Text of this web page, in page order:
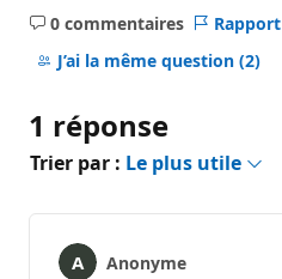
0 commentaires
Aucun
commentaire
Rapport
J’ai la même question (2)
1 réponse
Trier par : Le plus utile
Anonyme